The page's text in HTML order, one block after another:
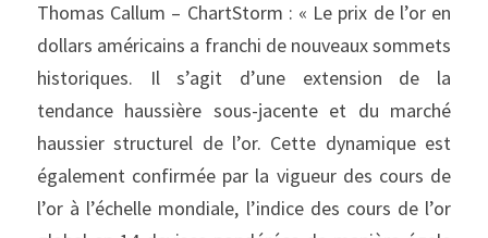
Thomas Callum – ChartStorm : « Le prix de l’or en
dollars américains a franchi de nouveaux sommets
historiques. Il s’agit d’une extension de la
tendance haussière sous-jacente et du marché
haussier structurel de l’or. Cette dynamique est
également confirmée par la vigueur des cours de
l’or à l’échelle mondiale, l’indice des cours de l’or